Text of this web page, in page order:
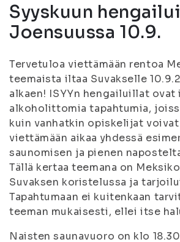
Syyskuun
Joensuussa 10.9.
Tervetuloa viettämään rentoa
teemaista iltaa Suvakselle
alkaen! ISYYn hengailuillat ovat
alkoholittomia tapahtumia,
kuin vanhatkin opiskelijat
viettämään aikaa yhdessä
saunomisen ja pienen
Tällä kertaa teemana on
Suvaksen koristelussa ja
Tapahtumaan ei kuitenkaan
teeman mukaisesti, ellei itse
Naisten saunavuoro on klo